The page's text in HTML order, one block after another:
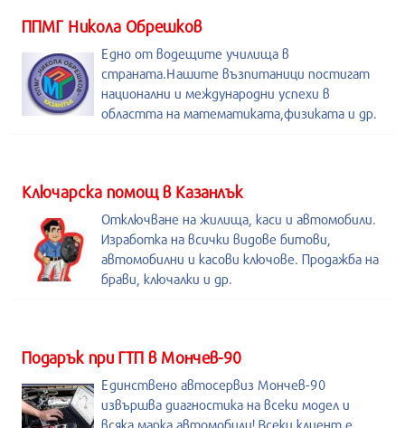
ППМГ Никола Обрешков
Едно от водещите училища в
страната.Нашите възпитаници постигат
национални и международни успехи в
областта на математиката,физиката и др.
Kлючарска помощ в Казанлък
Отключване на жилища, каси и автомобили.
Изработка на всички видове битови,
автомобилни и касови ключове. Продажба на
брави, ключалки и др.
Подарък при ГТП в Мончев-90
Единствено автосервиз Мончев-90
извършва диагностика на всеки модел и
всяка марка автомобили! Всеки клиент е